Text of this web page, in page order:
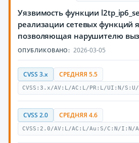
Уязвимость функции
реализации сетевых функций
позволяющая нарушителю
ОПУБЛИКОВАНО: 2026-03-05
CVSS 3.x СРЕДНЯЯ 5.5
CVSS:3.x/AV:L/AC:L/PR:L/UI:N/
CVSS 2.0 СРЕДНЯЯ 4.6
CVSS:2.0/AV:L/AC:L/Au:S/C:N/I:N/